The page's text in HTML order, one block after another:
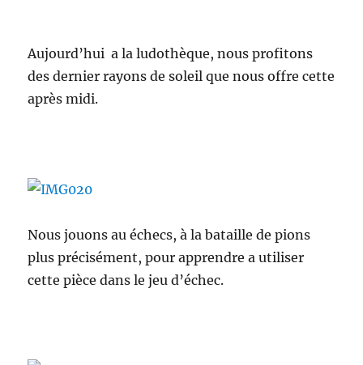
Aujourd’hui a la ludothèque, nous profitons
des dernier rayons de soleil que nous offre cette
après midi.
Nous jouons au échecs, à la bataille de pions
plus précisément, pour apprendre a utiliser
cette pièce dans le jeu d’échec.